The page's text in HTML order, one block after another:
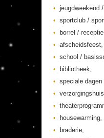
jeugdweekend
sportclub /
borrel /
afscheidsfeest,
school /
bibliotheek,
speciale
housewarming,
braderie,